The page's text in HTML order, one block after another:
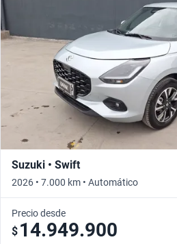
Suzuki • Swift
2026 • 7.000 km • Automático
Precio desde
$ 14.949.900